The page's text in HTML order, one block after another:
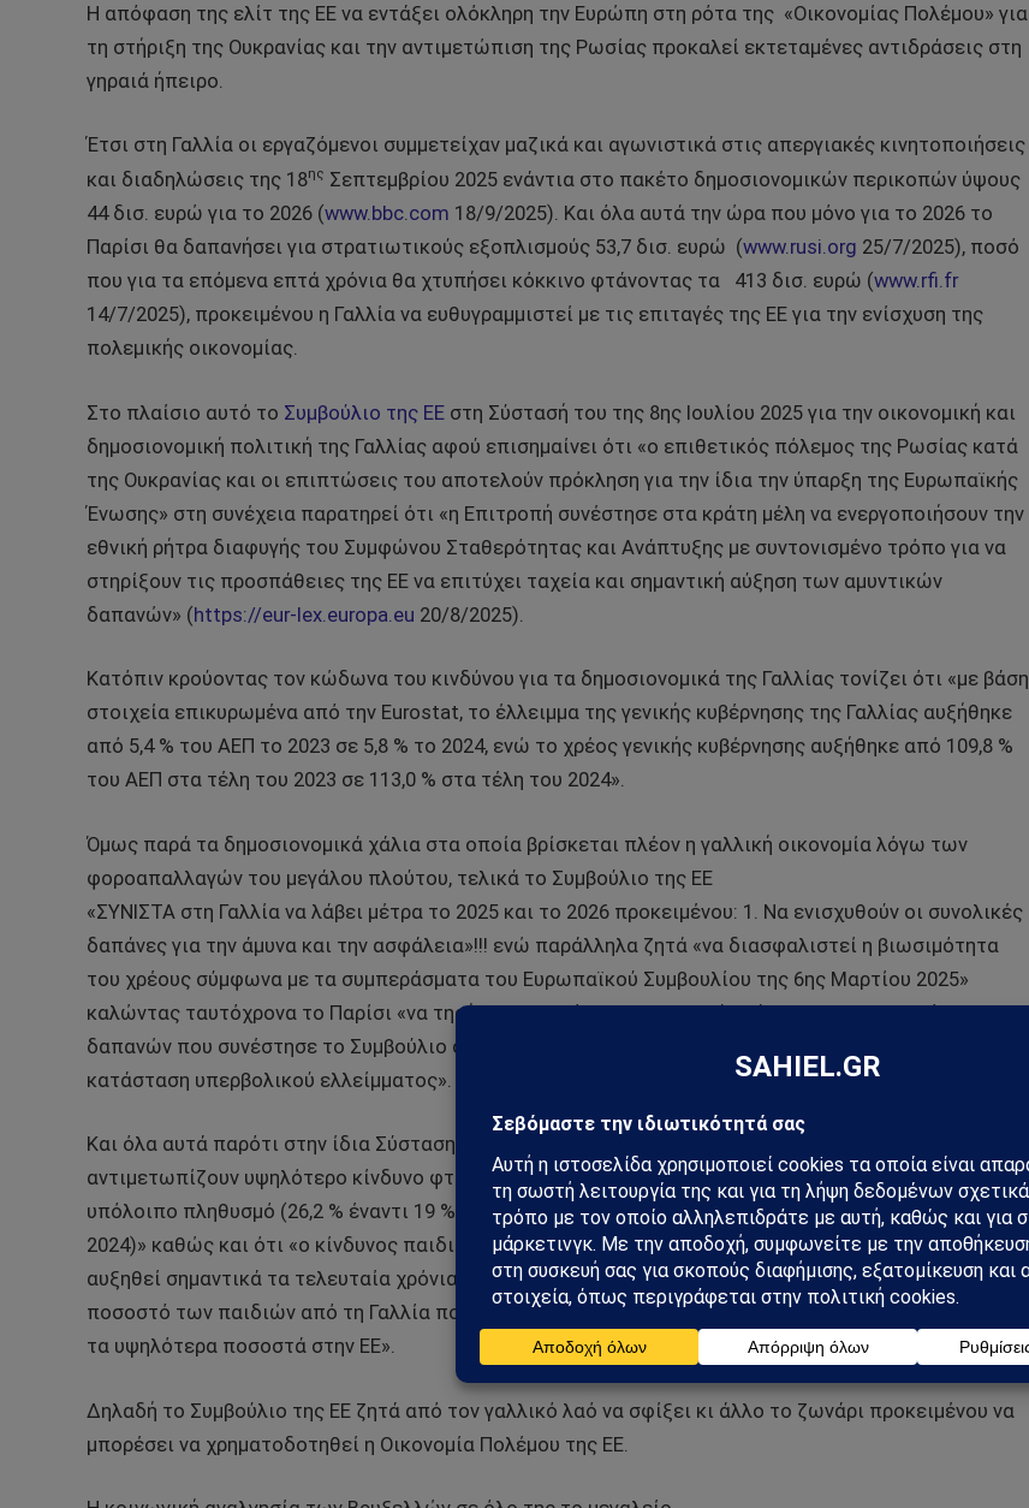
Η απόφαση της ελίτ της ΕΕ να εντάξει ολόκληρη την Ευρώπη στη ρότα της «Οικονομίας Πολέμου» για
τη στήριξη της Ουκρανίας και την αντιμετώπιση της Ρωσίας προκαλεί εκτεταμένες αντιδράσεις στη
γηραιά ήπειρο.
Έτσι στη Γαλλία οι εργαζόμενοι συμμετείχαν μαζικά και αγωνιστικά στις απεργιακές κινητοποιήσεις
και διαδηλώσεις της 18ης Σεπτεμβρίου 2025 ενάντια στο πακέτο δημοσιονομικών περικοπών ύψους
44 δισ. ευρώ για το 2026 (www.bbc.com 18/9/2025). Και όλα αυτά την ώρα που μόνο για το 2026 το
Παρίσι θα δαπανήσει για στρατιωτικούς εξοπλισμούς 53,7 δισ. ευρώ (www.rusi.org 25/7/2025), ποσό
που για τα επόμενα επτά χρόνια θα χτυπήσει κόκκινο φτάνοντας τα 413 δισ. ευρώ (www.rfi.fr
14/7/2025), προκειμένου η Γαλλία να ευθυγραμμιστεί με τις επιταγές της ΕΕ για την ενίσχυση της
πολεμικής οικονομίας.
Στο πλαίσιο αυτό το Συμβούλιο της ΕΕ στη Σύστασή του της 8ης Ιουλίου 2025 για την οικονομική και
δημοσιονομική πολιτική της Γαλλίας αφού επισημαίνει ότι «ο επιθετικός πόλεμος της Ρωσίας κατά
της Ουκρανίας και οι επιπτώσεις του αποτελούν πρόκληση για την ίδια την ύπαρξη της Ευρωπαϊκής
Ένωσης» στη συνέχεια παρατηρεί ότι «η Επιτροπή συνέστησε στα κράτη μέλη να ενεργοποιήσουν την
εθνική ρήτρα διαφυγής του Συμφώνου Σταθερότητας και Ανάπτυξης με συντονισμένο τρόπο για να
στηρίξουν τις προσπάθειες της ΕΕ να επιτύχει ταχεία και σημαντική αύξηση των αμυντικών
δαπανών» (https://eur-lex.europa.eu 20/8/2025).
Κατόπιν κρούοντας τον κώδωνα του κινδύνου για τα δημοσιονομικά της Γαλλίας τονίζει ότι «με βάση
στοιχεία επικυρωμένα από την Eurostat, το έλλειμμα της γενικής κυβέρνησης της Γαλλίας αυξήθηκε
από 5,4 % του ΑΕΠ το 2023 σε 5,8 % το 2024, ενώ το χρέος γενικής κυβέρνησης αυξήθηκε από 109,8 %
του ΑΕΠ στα τέλη του 2023 σε 113,0 % στα τέλη του 2024».
Όμως παρά τα δημοσιονομικά χάλια στα οποία βρίσκεται πλέον η γαλλική οικονομία λόγω των
φοροαπαλλαγών του μεγάλου πλούτου, τελικά το Συμβούλιο της ΕΕ
«ΣΥΝΙΣΤΑ στη Γαλλία να λάβει μέτρα το 2025 και το 2026 προκειμένου: 1. Να ενισχυθούν οι συνολικές
δαπάνες για την άμυνα και την ασφάλεια»!!! ενώ παράλληλα ζητά «να διασφαλιστεί η βιωσιμότητα
του χρέους σύμφωνα με τα συμπεράσματα του Ευρωπαϊκού Συμβουλίου της 6ης Μαρτίου 2025»
καλώντας ταυτόχρονα το Παρίσι «να τηρήσει τους μέγιστους ρυθμούς αύξησης των καθαρών
δαπανών που συνέστησε το Συμβούλιο στις 21 Ιανουαρίου 2025, προκειμένου να τερματιστεί η
κατάσταση υπερβολικού ελλείμματος».
Και όλα αυτά παρότι στην ίδια Σύσταση το Συμβούλιο διαπιστώνει ότι «τα παιδιά στη Γαλλία
αντιμετωπίζουν υψηλότερο κίνδυνο φτώχειας και κοινωνικού αποκλεισμού σε σύγκριση με τον
υπόλοιπο πληθυσμό (26,2 % έναντι 19 % το 2024) και με άλλες χώρες της ΕΕ (26,2 % έναντι 24,2 % το
2024)» καθώς και ότι «ο κίνδυνος παιδικής φτώχειας και κοινωνικού αποκλεισμού έχει επίσης
αυξηθεί σημαντικά τα τελευταία χρόνια παρότι επήλθε βελτίωση το 2023 και το 2024, και το
ποσοστό των παιδιών από τη Γαλλία που ζουν σε νοικοκυριά ανέργων ανήλθε σε 9 % το 2024, ένα από
τα υψηλότερα ποσοστά στην ΕΕ».
Δηλαδή το Συμβούλιο της ΕΕ ζητά από τον γαλλικό λαό να σφίξει κι άλλο το ζωνάρι προκειμένου να
μπορέσει να χρηματοδοτηθεί η Οικονομία Πολέμου της ΕΕ.